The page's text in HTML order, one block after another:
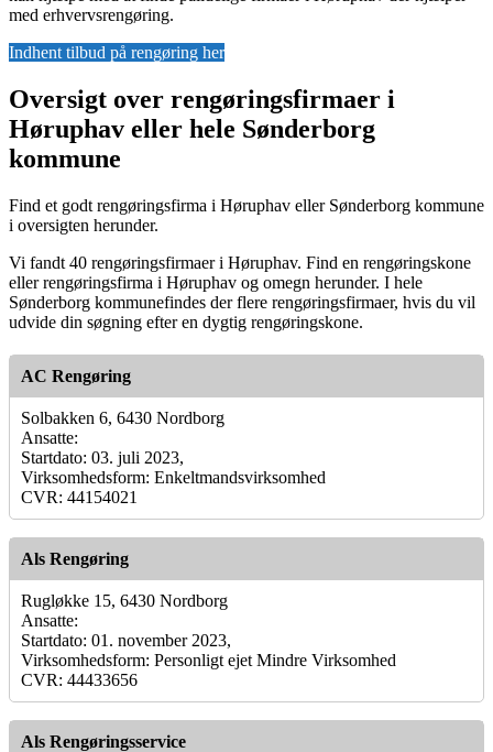
med erhvervsrengøring.
Indhent tilbud på rengøring her
Oversigt over rengøringsfirmaer i
Høruphav eller hele Sønderborg
kommune
Find et godt rengøringsfirma i Høruphav eller Sønderborg kommune
i oversigten herunder.
Vi fandt 40 rengøringsfirmaer i Høruphav. Find en rengøringskone
eller rengøringsfirma i Høruphav og omegn herunder. I hele
Sønderborg kommunefindes der flere rengøringsfirmaer, hvis du vil
udvide din søgning efter en dygtig rengøringskone.
AC Rengøring
Solbakken 6, 6430 Nordborg
Ansatte:
Startdato: 03. juli 2023,
Virksomhedsform: Enkeltmandsvirksomhed
CVR: 44154021
Als Rengøring
Rugløkke 15, 6430 Nordborg
Ansatte:
Startdato: 01. november 2023,
Virksomhedsform: Personligt ejet Mindre Virksomhed
CVR: 44433656
Als Rengøringsservice